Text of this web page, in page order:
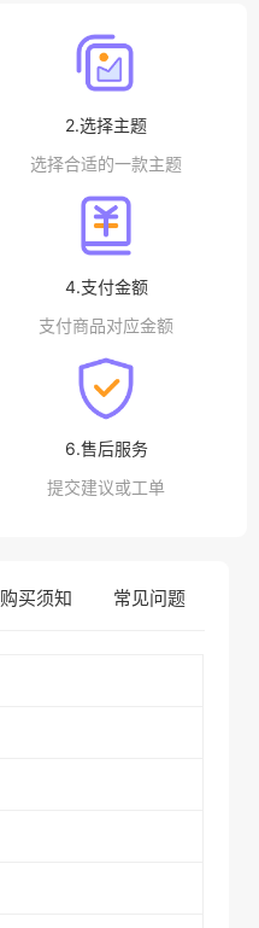
2.选择主题
选择合适的一款主题
4.支付金额
支付商品对应金额
6.售后服务
提交建议或工单
购买须知 常见问题